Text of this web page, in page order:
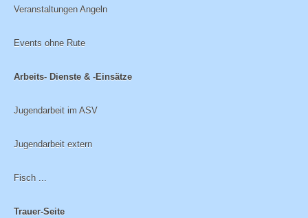
Veranstaltungen Angeln
Events ohne Rute
Arbeits- Dienste & -Einsätze
Jugendarbeit im ASV
Jugendarbeit extern
Fisch ...
Trauer-Seite